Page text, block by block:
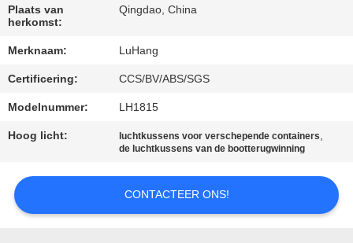
MET
ONS
VRAAG
EEN
SITEMAP
Plaats van
herkomst:
Qingdao, China
Merknaam: LuHang
Certificering: CCS/BV/ABS/SGS
Modelnummer: LH1815
Hoog licht: luchtkussens voor verschepende containers,
de luchtkussens van de bootterugwinning
CONTACTEER ONS!